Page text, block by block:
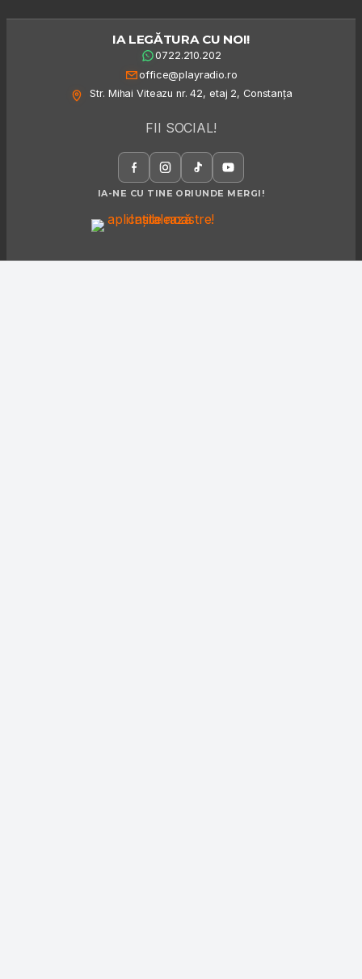
IA LEGĂTURA CU NOI!
0722.210.202
office@playradio.ro
Str. Mihai Viteazu nr. 42, etaj 2, Constanța
FII SOCIAL!
IA-NE CU TINE ORIUNDE MERGI!